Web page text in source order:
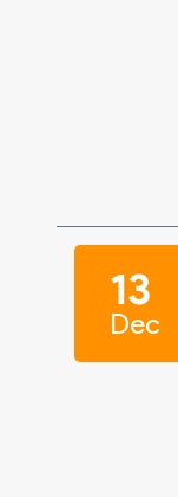
13
Dec